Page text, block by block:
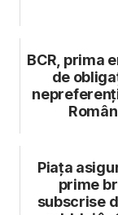
BCR, prima
de
Piața
prime
subscrise